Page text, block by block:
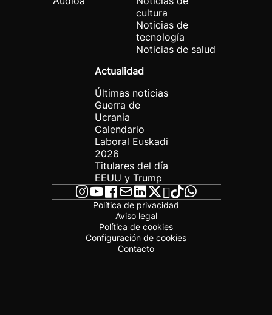
cultura
Noticias de
tecnología
Noticias de salud
Actualidad
Últimas noticias
Guerra de
Ucrania
Calendario
Laboral Euskadi
2026
Titulares del día
EEUU y Trump
Política de privacidad
Aviso legal
Política de cookies
Configuración de cookies
Contacto